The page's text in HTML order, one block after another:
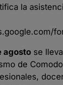
la
agosto se
de